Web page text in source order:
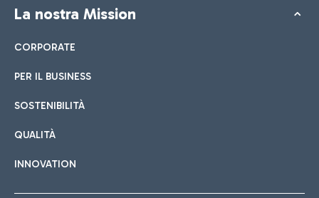
La nostra Mission
CORPORATE
PER IL BUSINESS
SOSTENIBILITÀ
QUALITÀ
INNOVATION